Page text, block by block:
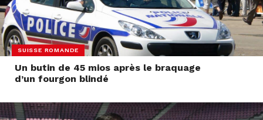
SUISSE ROMANDE
Un butin de 45 mios après le braquage
d’un fourgon blindé